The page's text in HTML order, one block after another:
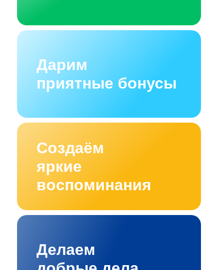
Дарим
приятные бонусы
Создаём
яркие
воспоминания
Делаем